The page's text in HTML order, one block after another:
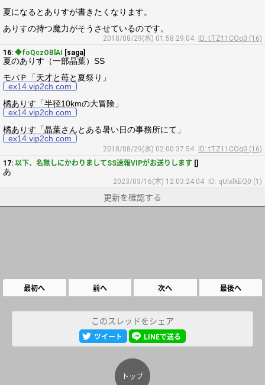
夏になるとありすが書きたくなります。
ありすの持つ魔力がそうさせているのです。
2018/08/29(水) 01:58:29.04
ID: tTZ11COq0 (16)
16: ◆foQczOBlAI [saga]
夏のありす（一部晶葉）SS
モバＰ「天才と苺と夏祭り」
ex14.vip2ch.com
橘ありす「半径10kmの大冒険」
ex14.vip2ch.com
橘ありす「晶葉さんとある暑い日の事務所にて」
ex14.vip2ch.com
2018/08/29(水) 02:00:37.54
ID: tTZ11COq0 (16)
17: 以下、名無しにかわりましてSS速報VIPがお送りします []
あ
2023/03/16(木) 12:03:24.04 ID: qUIxlkEQ0 (1)
更新を確認する
最初へ 前へ 次へ 最後へ
このスレッドをシェア
ツイート LINEで送る
トップ